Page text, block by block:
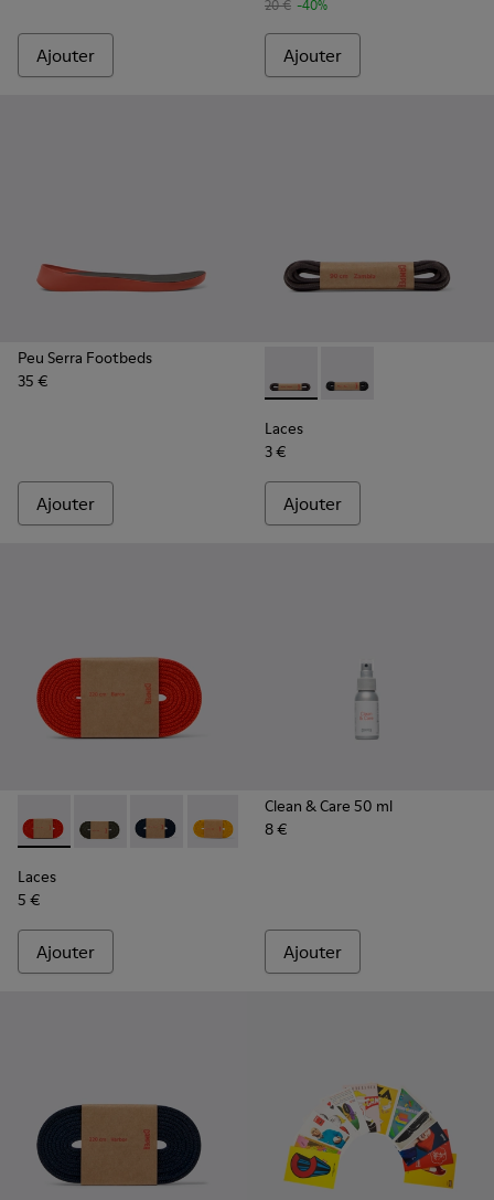
Ajouter
20 € -40%
Ajouter
Peu Serra Footbeds
35 €
Ajouter
Laces - KL00003-002 -
Laces - KL00003-
Laces
3 €
Ajouter
Laces - KL00002-003 - Lacets élastiques rouges
Laces - KL00002-006 - Lacets élastiques vert foncé
Laces - KL00002-005 - Lacets bleu foncé
Laces - KL00002-004 - Lacets
Laces - KL00002-002 - Lacets
Laces
5 €
Ajouter
Clean & Care 50 ml
8 €
Ajouter